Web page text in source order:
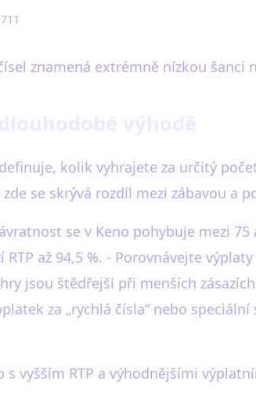
znamená extrémně nízkou šanci
kolik vyhrajete za určitý
se skrývá rozdíl mezi zábavou a
se v Keno pohybuje mezi
až 94,5 %. - Porovnávejte
jsou štědřejší při menších
za „rychlá čísla“ nebo
vyšším RTP a výhodnějšími